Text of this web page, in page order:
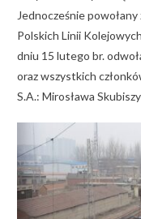
Jednocześnie
Polskich Linii
dniu 15 lutego br.
oraz wszystkich
S.A.: Mirosława